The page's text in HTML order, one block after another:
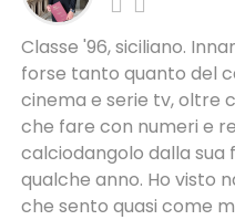
Classe '96, siciliano.
forse tanto quanto del
cinema e serie tv, oltre
che fare con numeri e
calciodangolo dalla sua
qualche anno. Ho visto
che sento quasi come